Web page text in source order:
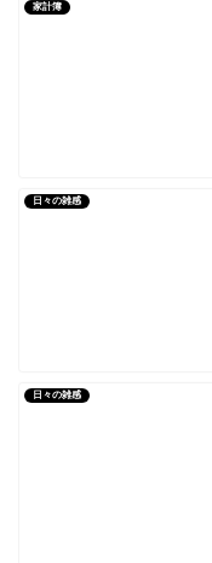
家計簿
日々の雑感
日々の雑感